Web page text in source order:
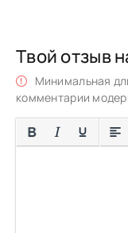
Твой отзыв
Минимальная
комментарии